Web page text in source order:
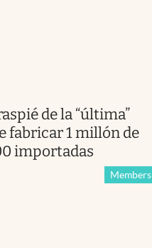
de la “última”
fabricar 1 millón de
importadas
Members